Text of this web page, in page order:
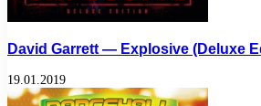
David Garrett — Explosive (Deluxe
19.01.2019